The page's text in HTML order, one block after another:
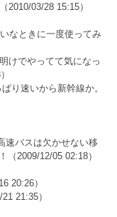
（2010/03/28 15:15）
なときに一度使ってみ
けでやってて気になっ
り速いから新幹線か。
速バスは欠かせない移
（2009/12/05 02:18）
20:26）
21 21:35）